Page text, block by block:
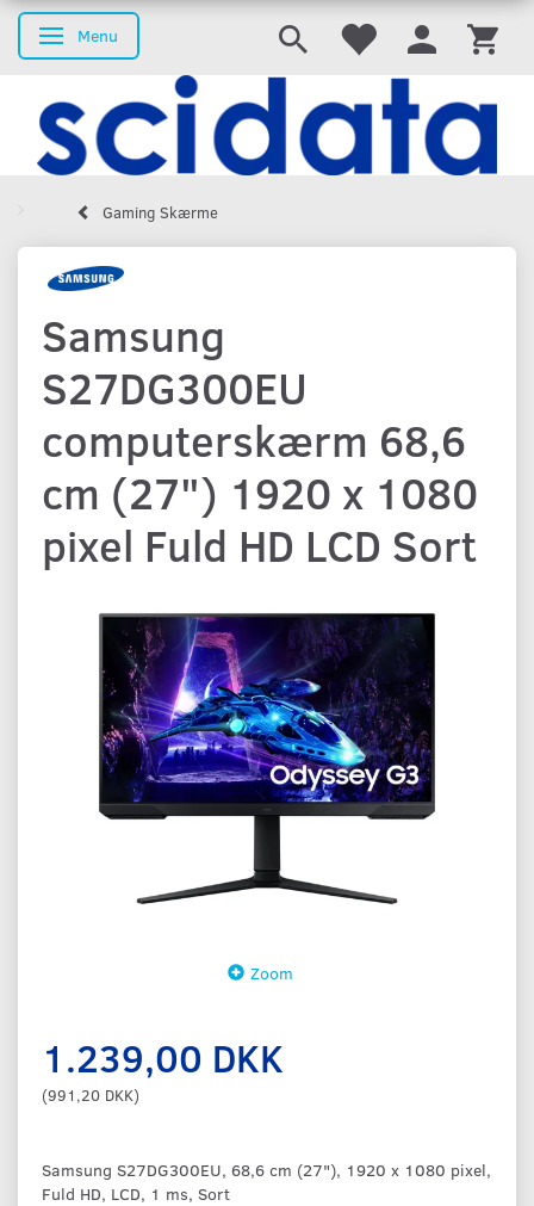
Skifte navigation
Menu
Gaming Skærme
Samsung
S27DG300EU
computerskærm 68,6
cm (27") 1920 x 1080
pixel Fuld HD LCD Sort
Zoom
1.239,00 DKK
(991,20 DKK)
Samsung S27DG300EU, 68,6 cm (27"), 1920 x 1080 pixel,
Fuld HD, LCD, 1 ms, Sort